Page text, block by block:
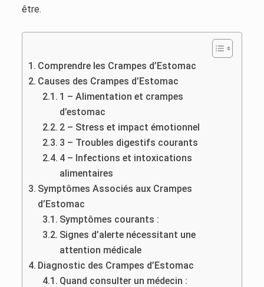
être.
Comprendre les Crampes d’Estomac
Causes des Crampes d’Estomac
1 – Alimentation et crampes
d’estomac
2 – Stress et impact émotionnel
3 – Troubles digestifs courants
4 – Infections et intoxications
alimentaires
Symptômes Associés aux Crampes
d’Estomac
Symptômes courants :
Signes d’alerte nécessitant une
attention médicale
Diagnostic des Crampes d’Estomac
Quand consulter un médecin :